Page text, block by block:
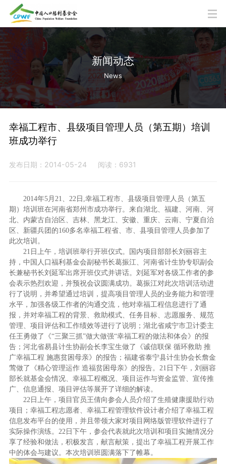
新闻动态
News
幸福工程市、县级项目管理人员（第五期）培训
班成功举行
发布日期：2014-05-24 阅读：6931
2014年5月21、22日,幸福工程市、县级项目管理人员（第五
期）培训班在河南省郑州市成功举行。来自湖北、福建、河南、河
北、内蒙古自治区、吉林、黑龙江、安徽、重庆、云南、宁夏自治
区、新疆兵团的160多名幸福工程省、市、县项目管理人员参加了
此次培训。
21日上午，培训班举行开班仪式。国内项目部部长刘丽容主
持，中国人口福利基金会副秘书长葛振江、河南省计生协专职副会
长兼秘书长刘延军出席开班仪式并讲话。刘延军对各级工作者的参
会表示热烈欢迎，并预祝会议圆满成功。葛振江对此次培训活动进
行了说明，并希望通过培训，提高项目管理人员的业务能力和管理
水平，加强各级工作者的沟通交流，他对幸福工程信息进行了通
报，并对幸福工程的背景、救助模式、任务目标、志愿服务、规范
管理、项目评估和工作绩效等进行了说明；湖北省咸宁市卫计委主
任王勇做了《“三聚三抓”做大做强“幸福工程的做法和体会》的报
告；河北省易县计生协副会长李宝生做了《诚信联保 循环救助 推
广幸福工程 施惠贫困母亲》的报告；福建省泰宁县计生协会长詹金
莺做了《精心管理运作 造福贫困母亲》的报告。21日下午，刘丽容
部长就基金会情况、幸福工程概况、项目运作与资金监管、宣传推
广、信息通报、项目评估等展开了详细的解读。
22日上午，项目官员王倩向参会人员介绍了生殖健康援助行动
项目；幸福工程志愿者、幸福工程管理软件设计者介绍了幸福工程
信息发布平台的使用，并且带领大家对项目网络版管理软件进行了
实际操作演练。22日下午，参会代表就此次培训和项目实施情况分
享了经验和做法，积极发言，献言献策，提出了幸福工程开展工作
中的体会与建议。本次培训班圆满落下了帷幕。